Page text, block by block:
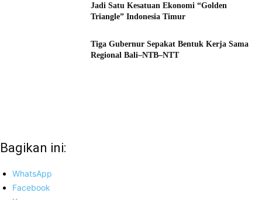
Jadi Satu Kesatuan Ekonomi “Golden
Triangle” Indonesia Timur
Tiga Gubernur Sepakat Bentuk Kerja Sama
Regional Bali–NTB–NTT
Bagikan ini:
WhatsApp
Facebook